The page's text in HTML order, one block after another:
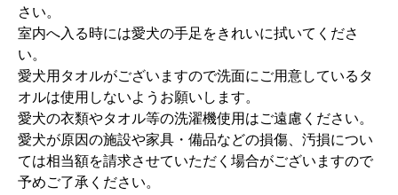
さい。
室内へ入る時には愛犬の手足をきれいに拭いてくださ
い。
愛犬用タオルがございますので洗面にご用意しているタ
オルは使用しないようお願いします。
愛犬の衣類やタオル等の洗濯機使用はご遠慮ください。
愛犬が原因の施設や家具・備品などの損傷、汚損につい
ては相当額を請求させていただく場合がございますので
予めご了承ください。